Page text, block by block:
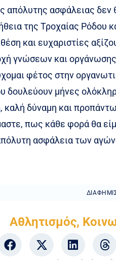
απόλυτης ασφάλειας δεν
της Τροχαίας
και ευχαριστίες
γνώσεων και
φέτος στην
δουλεύουν μήνες
καλή δύναμη και
πως κάθε φορά θα
ασφάλεια των
Αθλητισμός,